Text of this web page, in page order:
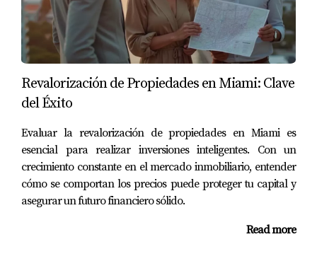
amenities y calidad de vida.
Como experto en bienes raíces en Miami, he visto cómo
estas dinámicas influyen en las decisiones
habitacionales. Si deseas conocer más sobre cómo
encontrar la mejor propiedad para ti, no dudes en
Revalorización de Propiedades en Miami: Clave
del Éxito
Evaluar la revalorización de propiedades en Miami es
esencial para realizar inversiones inteligentes. Con un
crecimiento constante en el mercado inmobiliario, entender
cómo se comportan los precios puede proteger tu capital y
asegurar un futuro financiero sólido.
Read more